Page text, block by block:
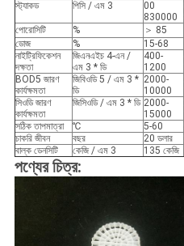
স্ট্যাকড
পিসি / এম 3
00
830000
পোরোসিটি
% ＞ 85
ডোজ
% 15-68
নাইট্রিফিকেশন
দক্ষতা
জিএনএইচ 4-এন /
এম 3 * ডি
400-
1200
BOD5 জারণ
কার্যক্ষমতা
জিবিওডি 5 / এম 3 *
ডি
2000-
10000
সিওডি জারণ
কার্যক্ষমতা
জিসিওডি / এম 3 * ডি 2000-
15000
সঠিক তাপমাত্রা
℃ 5-60
চাকরি জীবন
বছর 20 ডলার
বাল্ক ডেনসিটি
কেজি / এম 3 135 কেজি
পণ্যের চিত্র: